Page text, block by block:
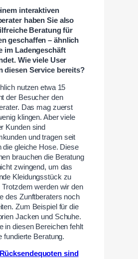
interaktiven
haben Sie also
Beratung für
geschaffen – ähnlich
im Ladengeschäft
Wie viele User
diesen Service bereits?
nutzen etwa 15
der Besucher den
Das mag zuerst
klingen. Aber viele
Kunden sind
und tragen seit
die gleiche Hose. Diese
brauchen die Beratung
zwingend, um das
Kleidungsstück zu
Trotzdem werden wir den
des Zunftberaters noch
Zum Beispiel für die
Jacken und Schuhe.
in diesen Bereichen fehlt
fundierte Beratung.
sind